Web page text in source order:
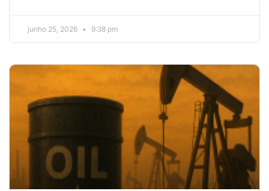
junho 25, 2026 9:38 pm